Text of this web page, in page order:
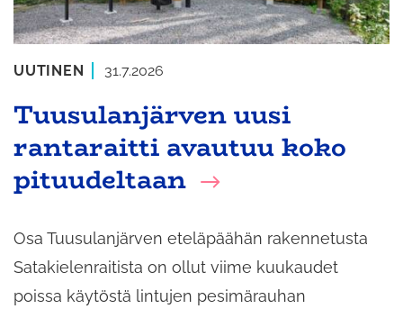
Tuusulanjärven uusi
rantaraitti avautuu koko
pituudeltaan
UUTINEN 31.7.2026
Osa Tuusulanjärven eteläpäähän rakennetusta
Satakielenraitista on ollut viime kuukaudet
poissa käytöstä lintujen pesimärauhan